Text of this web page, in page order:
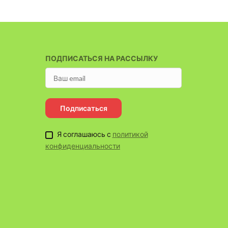
ПОДПИСАТЬСЯ НА РАССЫЛКУ
Подписаться
Я соглашаюсь с политикой
конфиденциальности